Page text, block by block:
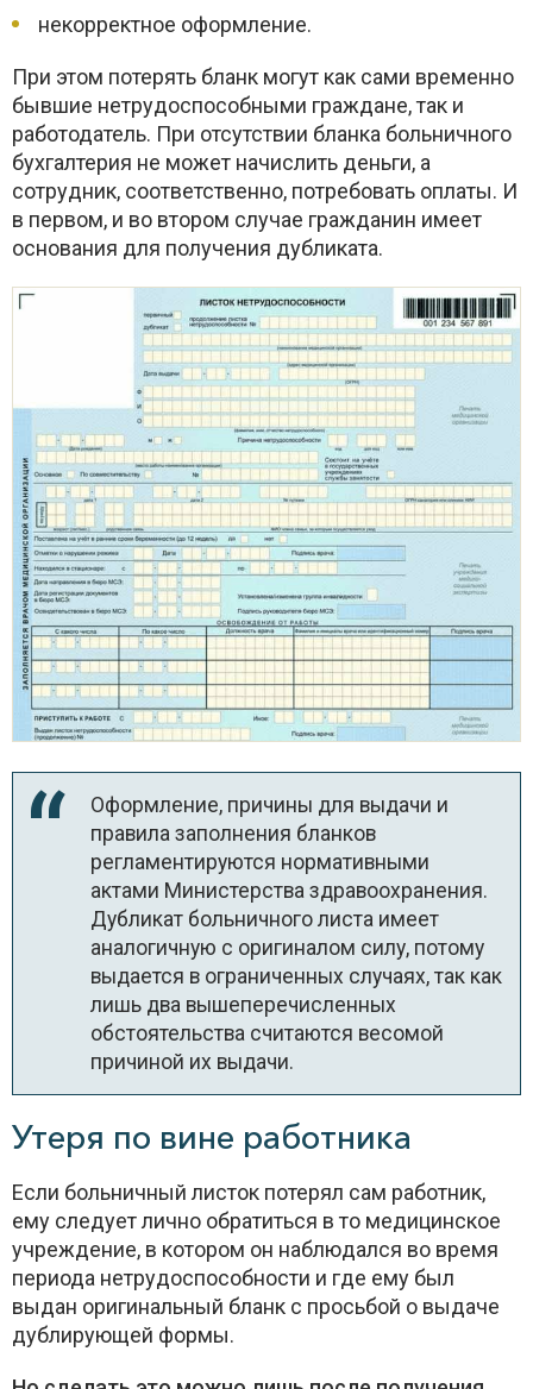
некорректное оформление.
При этом потерять бланк могут как сами временно
бывшие нетрудоспособными граждане, так и
работодатель. При отсутствии бланка больничного
бухгалтерия не может начислить деньги, а
сотрудник, соответственно, потребовать оплаты. И
в первом, и во втором случае гражданин имеет
основания для получения дубликата.
Оформление, причины для выдачи и
правила заполнения бланков
регламентируются нормативными
актами Министерства здравоохранения.
Дубликат больничного листа имеет
аналогичную с оригиналом силу, потому
выдается в ограниченных случаях, так как
лишь два вышеперечисленных
обстоятельства считаются весомой
причиной их выдачи.
Утеря по вине работника
Если больничный листок потерял сам работник,
ему следует лично обратиться в то медицинское
учреждение, в котором он наблюдался во время
периода нетрудоспособности и где ему был
выдан оригинальный бланк с просьбой о выдаче
дублирующей формы.